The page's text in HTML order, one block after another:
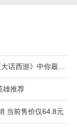
奇葩战斗家怎么飞扑不摔倒_周星驰《大话西游》中你最喜欢的台词是什么
雄推荐
当前售价仅64.8元